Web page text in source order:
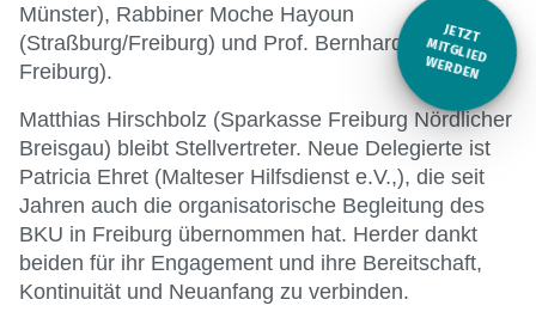
JETZT
M
ITGLIED W
ERDEN
Münster), Rabbiner Moche Hayoun
(Straßburg/Freiburg) und Prof. Bernhard Uhde (Uni
Freiburg).
Matthias Hirschbolz (Sparkasse Freiburg Nördlicher
Breisgau) bleibt Stellvertreter. Neue Delegierte ist
Patricia Ehret (Malteser Hilfsdienst e.V.,), die seit
Jahren auch die organisatorische Begleitung des
BKU in Freiburg übernommen hat. Herder dankt
beiden für ihr Engagement und ihre Bereitschaft,
Kontinuität und Neuanfang zu verbinden.